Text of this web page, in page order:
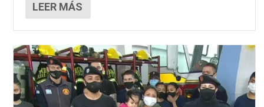
LEER MÁS